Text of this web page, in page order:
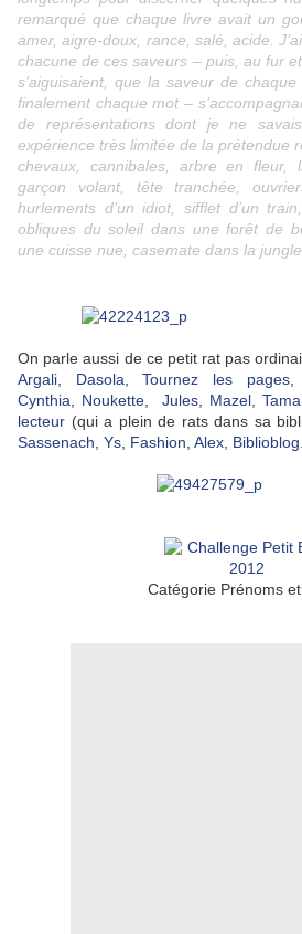
remarqué que chaque livre avait un
amer, aigre-doux, rance, salé, acide.
chacune de ces saveurs – puis, au fur
s’aiguisaient, que la saveur de
finalement chaque mot –
de représentations dont je ne
expérience très limitée de la prétendue
chevaux, cannibales, arbre en fleur,
garçon volant, tête tranchée,
hurlements d’un idiot, sifflet d’un
obliques du soleil dans une forêt de
une cuisse nue, casemate dans la
On parle aussi de ce petit rat pas
Argali
Dasola ,Tournez les pages
Cynthia
Noukette Jules Mazel
lecteur (qui a plein de rats dans sa
Sassenach Ys Fashion Alex Biblioblog
Catégorie Prénoms